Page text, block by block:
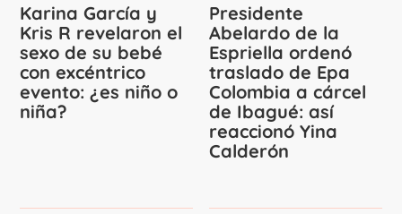
Karina García y
Kris R revelaron el
sexo de su bebé
con excéntrico
evento: ¿es niño o
niña?
Presidente
Abelardo de la
Espriella ordenó
traslado de Epa
Colombia a cárcel
de Ibagué: así
reaccionó Yina
Calderón